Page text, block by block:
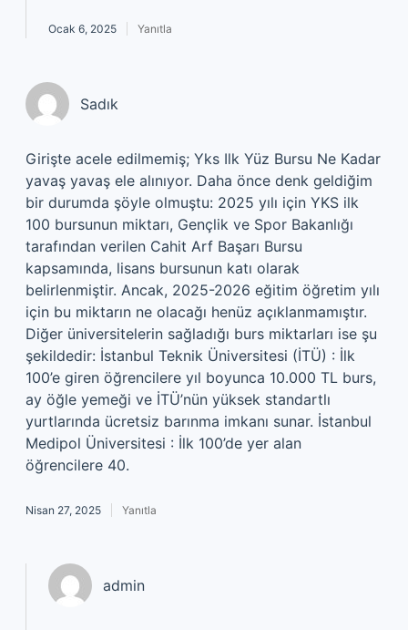
Ocak 6, 2025 Yanıtla
Sadık
Girişte acele edilmemiş; Yks Ilk Yüz Bursu Ne Kadar
yavaş yavaş ele alınıyor. Daha önce denk geldiğim
bir durumda şöyle olmuştu: 2025 yılı için YKS ilk
100 bursunun miktarı, Gençlik ve Spor Bakanlığı
tarafından verilen Cahit Arf Başarı Bursu
kapsamında, lisans bursunun katı olarak
belirlenmiştir. Ancak, 2025-2026 eğitim öğretim yılı
için bu miktarın ne olacağı henüz açıklanmamıştır.
Diğer üniversitelerin sağladığı burs miktarları ise şu
şekildedir: İstanbul Teknik Üniversitesi (İTÜ) : İlk
100’e giren öğrencilere yıl boyunca 10.000 TL burs,
ay öğle yemeği ve İTÜ’nün yüksek standartlı
yurtlarında ücretsiz barınma imkanı sunar. İstanbul
Medipol Üniversitesi : İlk 100’de yer alan
öğrencilere 40.
Nisan 27, 2025 Yanıtla
admin